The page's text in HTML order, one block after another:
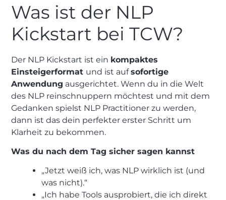
Was ist der NLP
Kickstart bei TCW?
Der NLP Kickstart ist ein kompaktes
Einsteigerformat und ist aufsofortige
Anwendung ausgerichtet. Wenn du in die Welt
des NLP reinschnuppern möchtest und mit dem
Gedanken spielst NLP Practitioner zu werden,
dann ist das dein perfekter erster Schritt um
Klarheit zu bekommen.
Was du nach dem Tag sicher sagen kannst
„Jetzt weiß ich, was NLP wirklich ist (und
was nicht).“
„Ich habe Tools ausprobiert, die ich direkt